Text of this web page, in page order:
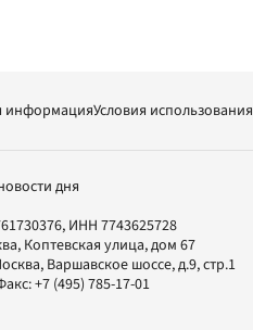
информацияУсловия использования
дня
ИНН 7743625728
Коптевская улица, дом 67
, Варшавское шоссе, д.9, стр.1
+7 (495) 785-17-01